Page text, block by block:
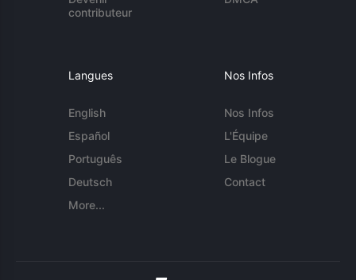
contributeur
Langues
English
Español
Português
Deutsch
More...
Nos Infos
Nos Infos
L'Équipe
Le Blogue
Contact